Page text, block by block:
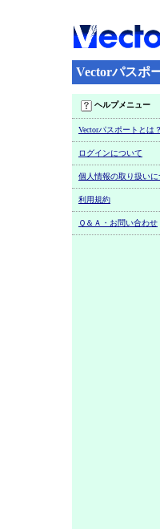
Vectorパスポ
ヘルプメニュー
Vectorパスポートとは？
ログインについて
個人情報の取り扱いに
利用規約
Ｑ＆Ａ・お問い合わせ